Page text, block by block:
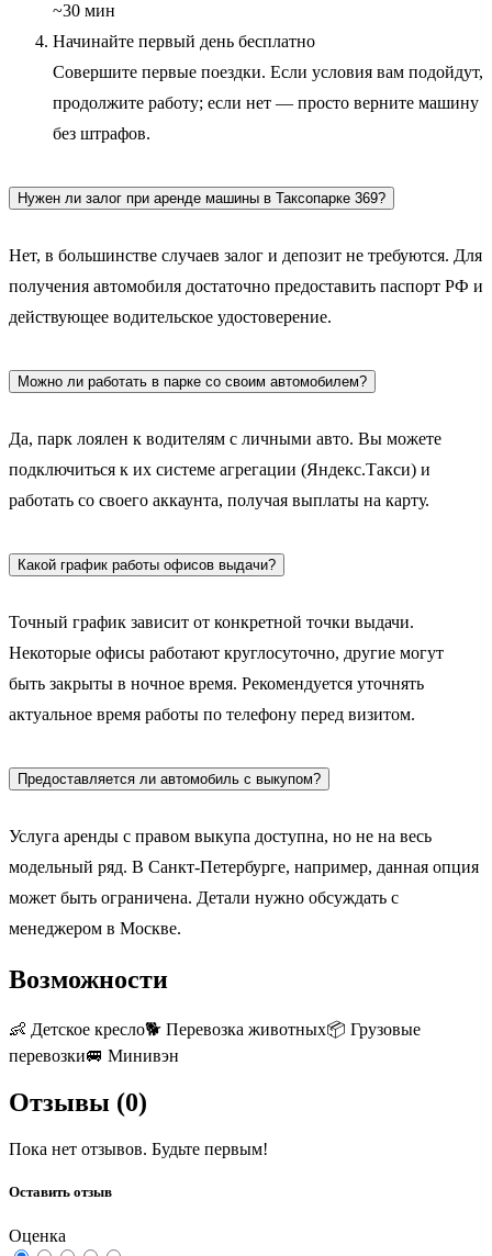
~30 мин
Начинайте первый день бесплатно
Совершите первые поездки. Если условия вам подойдут,
продолжите работу; если нет — просто верните машину
без штрафов.
Нужен ли залог при аренде машины в Таксопарке 369?
Нет, в большинстве случаев залог и депозит не требуются. Для
получения автомобиля достаточно предоставить паспорт РФ и
действующее водительское удостоверение.
Можно ли работать в парке со своим автомобилем?
Да, парк лоялен к водителям с личными авто. Вы можете
подключиться к их системе агрегации (Яндекс.Такси) и
работать со своего аккаунта, получая выплаты на карту.
Какой график работы офисов выдачи?
Точный график зависит от конкретной точки выдачи.
Некоторые офисы работают круглосуточно, другие могут
быть закрыты в ночное время. Рекомендуется уточнять
актуальное время работы по телефону перед визитом.
Предоставляется ли автомобиль с выкупом?
Услуга аренды с правом выкупа доступна, но не на весь
модельный ряд. В Санкт-Петербурге, например, данная опция
может быть ограничена. Детали нужно обсуждать с
менеджером в Москве.
Возможности
👶 Детское кресло🐕 Перевозка животных📦 Грузовые
перевозки🚐 Минивэн
Отзывы (0)
Пока нет отзывов. Будьте первым!
Оставить отзыв
Оценка